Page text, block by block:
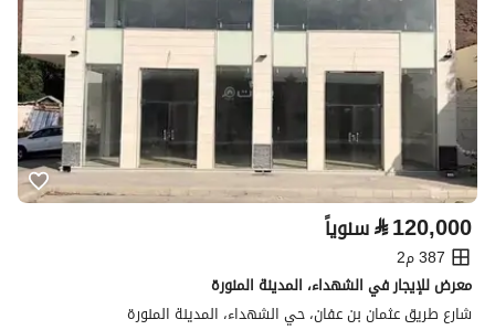
⃁120,000 سنوياً
387 م2
معرض للإيجار في الشهداء، المدينة المنورة
شارع طريق عثمان بن عفان، حي الشهداء، المدينة المنورة